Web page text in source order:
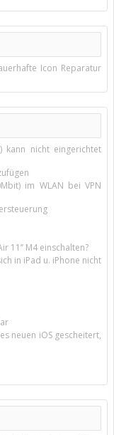
Icon Reparatur
kann nicht eingerichtet
im WLAN bei VPN
M4 einschalten?
in iPad u. iPhone nicht
neuen iOS gescheitert,